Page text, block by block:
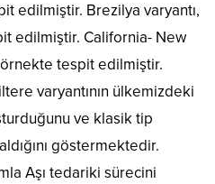
edilmiştir. Brezilya varyantı,
edilmiştir. California- New
örnekte tespit edilmiştir.
varyantının ülkemizdeki
ve klasik tip
göstermektedir.
Aşı tedariki sürecini